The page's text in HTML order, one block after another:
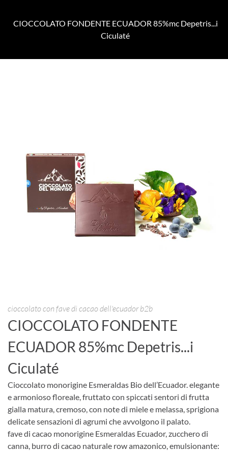
CIOCCOLATO FONDENTE ECUADOR 85%mc Depetris...i
Ciculaté
cioccolato con fave di cacao dell'ecuador b2b
CIOCCOLATO FONDENTE
ECUADOR 85%mc Depetris...i
Ciculaté
Cioccolato monorigine Esmeraldas Bio dell’Ecuador. elegante
e armonioso floreale, fruttato con spiccati sentori di frutta
gialla matura, cremoso, con note di miele e melassa, sprigiona
delicate sensazioni di agrumi che avvolgono il palato.
fave di cacao monorigine Esmeraldas Ecuador, zucchero di
canna, burro di cacao naturale row amazonico, emulsionante: